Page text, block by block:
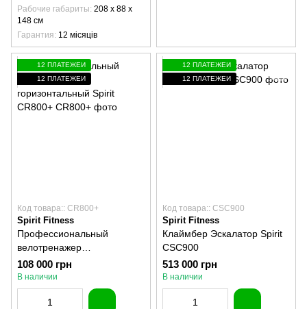
Рабочие габариты 208 x 88 x
148 см
Гарантия 12 місяців
12 ПЛАТЕЖЕЙ
12 ПЛАТЕЖЕЙ
Код товара:: CR800+
Spirit Fitness
Профессиональный
велотренажер
горизонтальный Spirit
CR800+
108 000 грн
В наличии
12 ПЛАТЕЖЕЙ
12 ПЛАТЕЖЕЙ
Код товара:: CSC900
Spirit Fitness
Клаймбер Эскалатор Spirit
CSC900
513 000 грн
В наличии